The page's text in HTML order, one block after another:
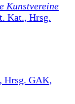
Kunstvereine
Kat., Hrsg.
Hrsg. GAK,